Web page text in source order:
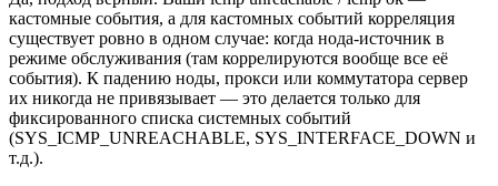
кастомные события, а для кастомных событий корреляция
существует ровно в одном случае: когда нода-источник в
режиме обслуживания (там коррелируются вообще все её
события). К падению ноды, прокси или коммутатора сервер
их никогда не привязывает — это делается только для
фиксированного списка системных событий
(SYS_ICMP_UNREACHABLE, SYS_INTERFACE_DOWN и
т.д.).